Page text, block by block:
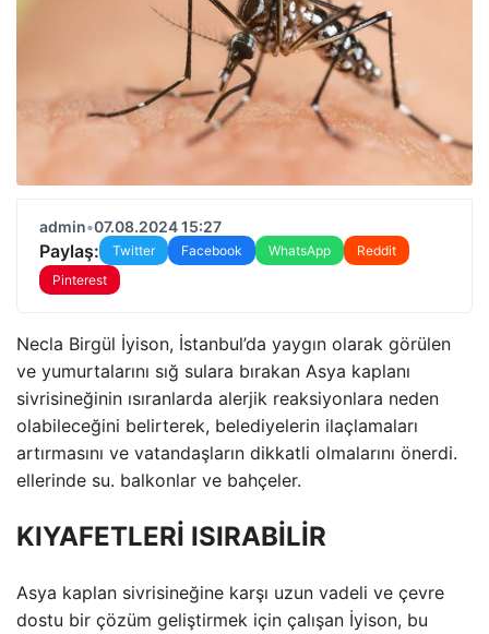
admin•07.08.2024 15:27
Paylaş: Twitter Facebook WhatsApp
Reddit
Pinterest
Necla Birgül İyison, İstanbul’da yaygın olarak görülen
ve yumurtalarını sığ sulara bırakan Asya kaplanı
sivrisineğinin ısıranlarda alerjik reaksiyonlara neden
olabileceğini belirterek, belediyelerin ilaçlamaları
artırmasını ve vatandaşların dikkatli olmalarını önerdi.
ellerinde su. balkonlar ve bahçeler.
KIYAFETLERİ ISIRABİLİR
Asya kaplan sivrisineğine karşı uzun vadeli ve çevre
dostu bir çözüm geliştirmek için çalışan İyison, bu